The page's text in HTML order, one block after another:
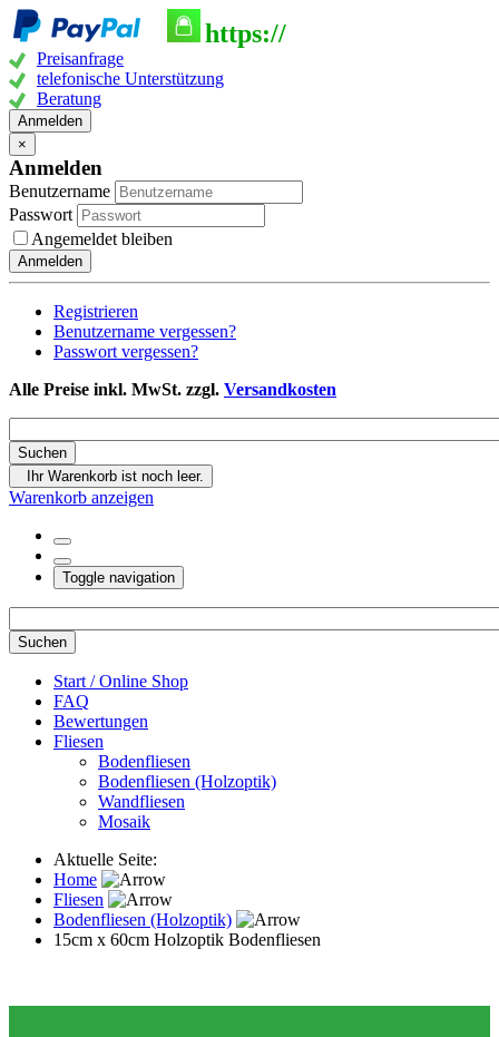
https://
Preisanfrage
telefonische Unterstützung
Beratung
Anmelden
×
Anmelden
Benutzername
Passwort
Angemeldet bleiben
Anmelden
Registrieren
Benutzername vergessen?
Passwort vergessen?
Alle Preise inkl. MwSt. zzgl. Versandkosten
Ihr Warenkorb ist noch leer.
Warenkorb anzeigen
Toggle navigation
Start / Online Shop
FAQ
Bewertungen
Fliesen
Bodenfliesen
Bodenfliesen (Holzoptik)
Wandfliesen
Mosaik
Aktuelle Seite:
Home
Fliesen
Bodenfliesen (Holzoptik)
15cm x 60cm Holzoptik Bodenfliesen